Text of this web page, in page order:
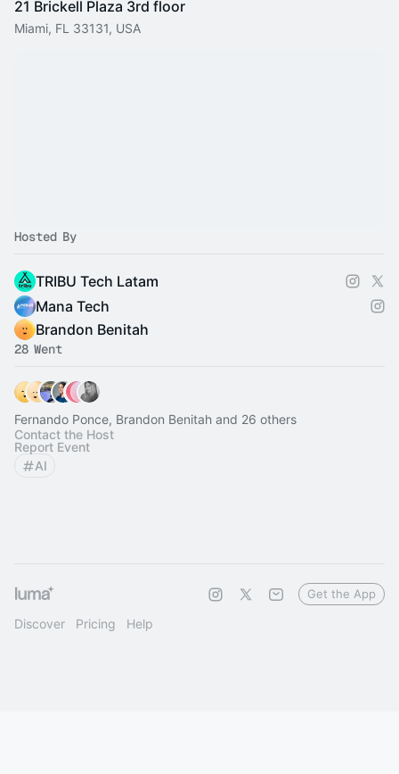
21 Brickell Plaza 3rd floor
Miami, FL 33131, USA
Hosted By
TRIBU Tech Latam
Mana Tech
Brandon Benitah
28 Went
Fernando Ponce, Brandon Benitah and 26 others
Contact the Host
Report Event
AI
Discover Pricing Help
Get the App